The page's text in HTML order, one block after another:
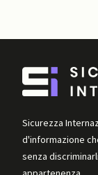
Sicurezza
d'informazione
senza